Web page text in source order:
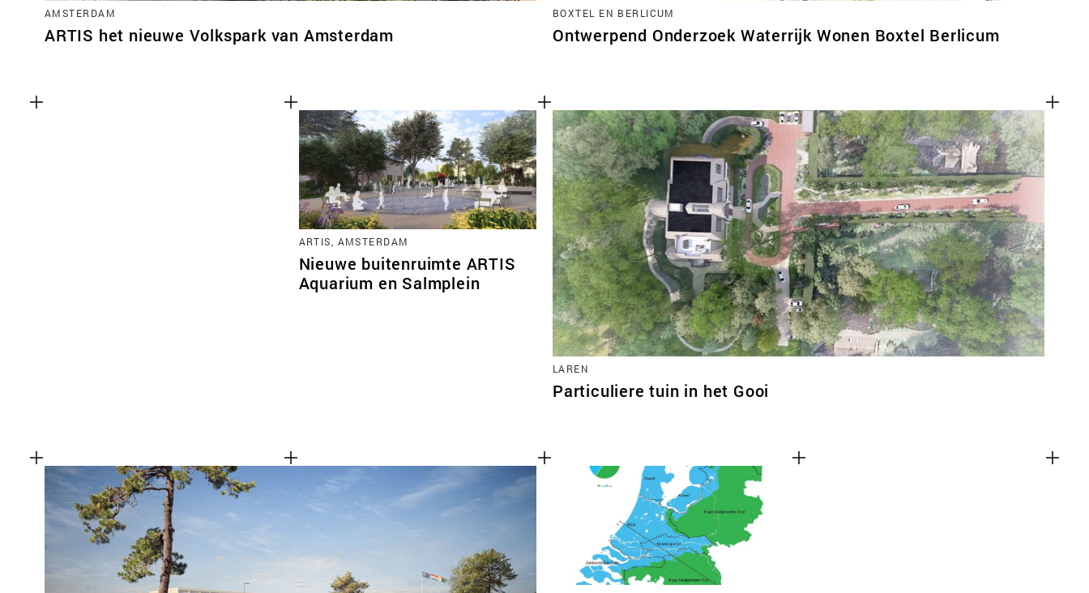
AMSTERDAM
ARTIS het nieuwe Volkspark van Amsterdam
BOXTEL EN BERLICUM
Ontwerpend Onderzoek Waterrijk Wonen Boxtel Berlicum
ARTIS, AMSTERDAM
Nieuwe buitenruimte ARTIS
Aquarium en Salmplein
LAREN
Particuliere tuin in het Gooi